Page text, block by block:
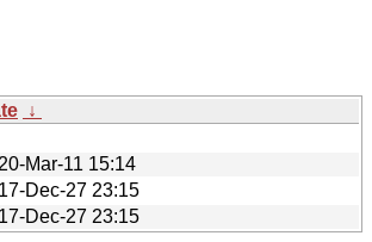
↓
Mar-11 15:14
Dec-27 23:15
Dec-27 23:15